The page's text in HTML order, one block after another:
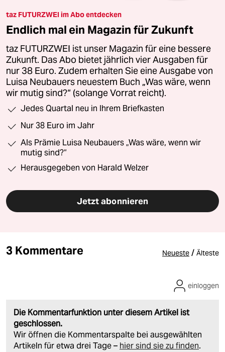
taz FUTURZWEI im Abo entdecken
Endlich mal ein Magazin für Zukunft
taz FUTURZWEI ist unser Magazin für eine bessere
Zukunft. Das Abo bietet jährlich vier Ausgaben für
nur 38 Euro. Zudem erhalten Sie eine Ausgabe von
Luisa Neubauers neuestem Buch „Was wäre, wenn
wir mutig sind?“ (solange Vorrat reicht).
Jedes Quartal neu in Ihrem Briefkasten
Nur 38 Euro im Jahr
Als Prämie Luisa Neubauers „Was wäre, wenn wir
mutig sind?“
Herausgegeben von Harald Welzer
Jetzt abonnieren
3 Kommentare Neueste / Älteste
Die Kommentarfunktion unter diesem Artikel ist
geschlossen.
Wir öffnen die Kommentarspalte bei ausgewählten
Artikeln für etwa drei Tage – hier sind sie zu finden.
einloggen